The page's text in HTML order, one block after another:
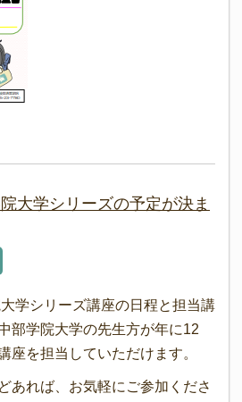
大学シリーズの予定が決ま
学シリーズ講座の日程と担当講
部学院大学の先生方が年に12
座を担当していただけます。
あれば、お気軽にご参加くださ